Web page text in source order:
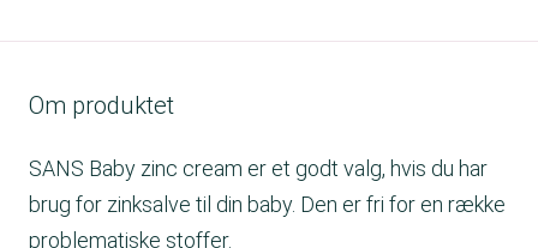
Om produktet
SANS Baby zinc cream er et godt valg, hvis du har
brug for zinksalve til din baby. Den er fri for en række
problematiske stoffer.